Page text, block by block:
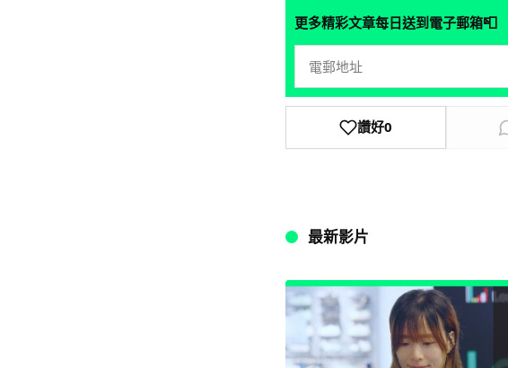
更多精彩文章每日送到電子郵箱📮
讚好0
最新影片